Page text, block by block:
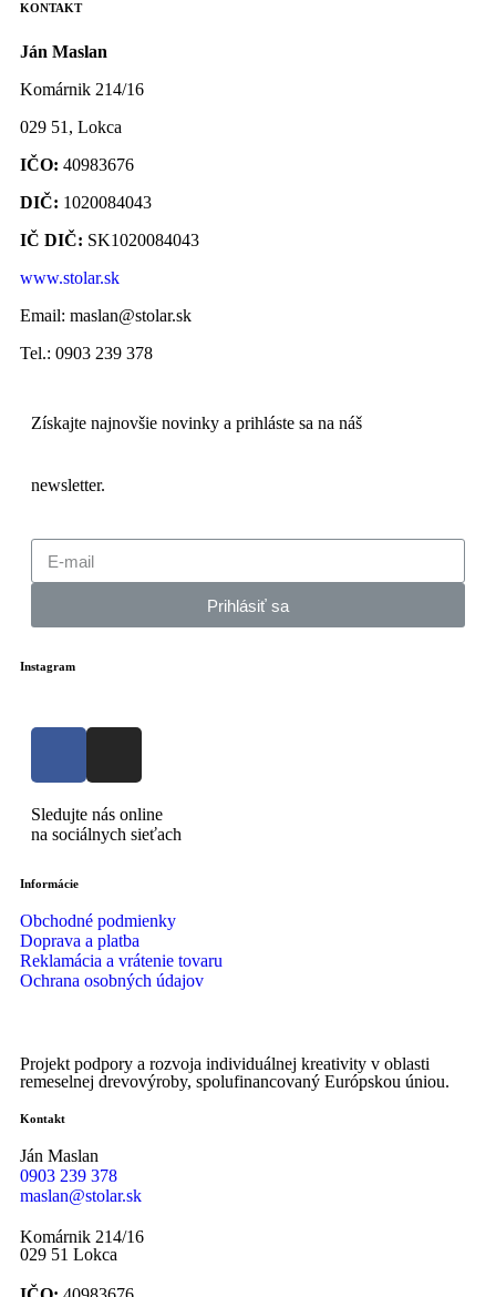
KONTAKT
Ján Maslan
Komárnik 214/16
029 51, Lokca
IČO: 40983676
DIČ: 1020084043
IČ DIČ: SK1020084043
www.stolar.sk
Email: maslan@stolar.sk
Tel.: 0903 239 378
Prihlásiť sa
newsletter.
Získajte najnovšie novinky a prihláste sa na náš
Kontakt
Ján Maslan
0903 239 378
maslan@stolar.sk
Komárnik 214/16
029 51 Lokca
Informácie
Obchodné podmienky
Doprava a platba
Reklamácia a vrátenie tovaru
Ochrana osobných údajov
Projekt podpory a rozvoja individuálnej kreativity v oblasti
remeselnej drevovýroby, spolufinancovaný Európskou úniou.
Instagram
Sledujte nás online
na sociálnych sieťach